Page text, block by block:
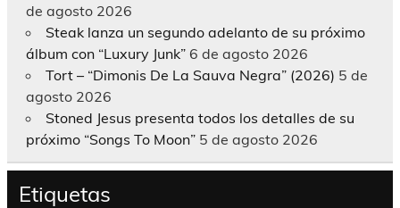
de agosto 2026
Steak lanza un segundo adelanto de su próximo
álbum con “Luxury Junk” 6 de agosto 2026
Tort – “Dimonis De La Sauva Negra” (2026) 5 de
agosto 2026
Stoned Jesus presenta todos los detalles de su
próximo “Songs To Moon” 5 de agosto 2026
Etiquetas